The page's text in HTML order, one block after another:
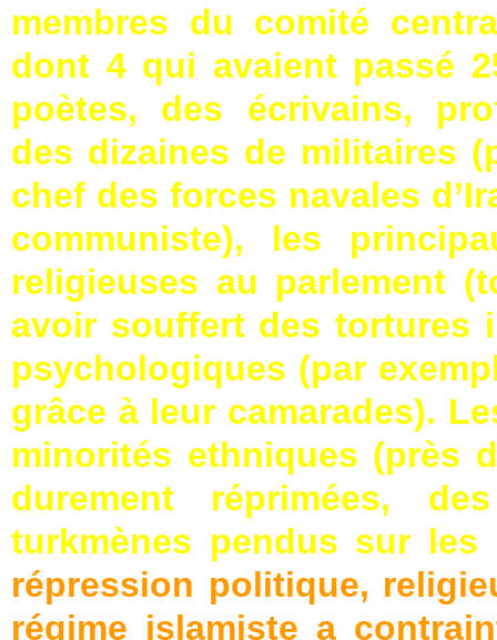
membres du comité
dont 4 qui avaient passé
poètes, des écrivains,
des dizaines de militaires
chef des forces navales
communiste), les
religieuses au parlement
avoir souffert des tortures
psychologiques (par
grâce à leur camarades).
minorités ethniques (près
durement réprimées,
turkmènes pendus sur les
répression politique,
régime islamiste a